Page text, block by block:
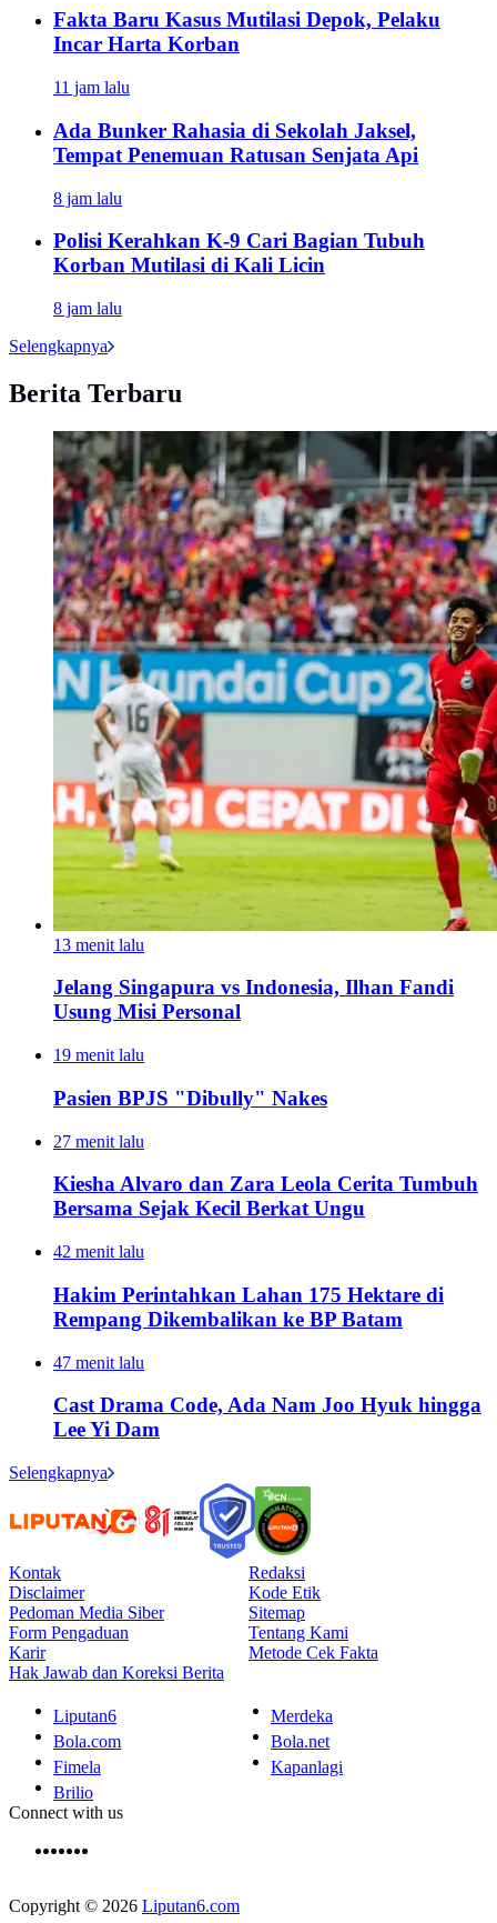
Fakta Baru Kasus Mutilasi Depok, Pelaku
Incar Harta Korban
11 jam lalu
Ada Bunker Rahasia di Sekolah Jaksel,
Tempat Penemuan Ratusan Senjata Api
8 jam lalu
Polisi Kerahkan K-9 Cari Bagian Tubuh
Korban Mutilasi di Kali Licin
8 jam lalu
Selengkapnya
Berita Terbaru
13 menit lalu
Jelang Singapura vs Indonesia, Ilhan Fandi
Usung Misi Personal
19 menit lalu
Pasien BPJS "Dibully" Nakes
27 menit lalu
Kiesha Alvaro dan Zara Leola Cerita Tumbuh
Bersama Sejak Kecil Berkat Ungu
42 menit lalu
Hakim Perintahkan Lahan 175 Hektare di
Rempang Dikembalikan ke BP Batam
47 menit lalu
Cast Drama Code, Ada Nam Joo Hyuk hingga
Lee Yi Dam
Selengkapnya
Kontak
Redaksi
Disclaimer
Kode Etik
Pedoman Media Siber
Sitemap
Form Pengaduan
Tentang Kami
Karir
Metode Cek Fakta
Hak Jawab dan Koreksi Berita
Liputan6
Merdeka
Bola.com
Bola.net
Fimela
Kapanlagi
Brilio
Connect with us
Copyright © 2026 Liputan6.com